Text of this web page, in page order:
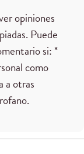
opiniones
Puede
si: *
como
a otras